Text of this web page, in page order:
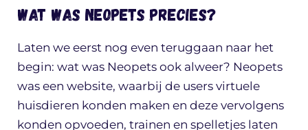
Wat was Neopets precies?
Laten we eerst nog even teruggaan naar het
begin: wat was Neopets ook alweer? Neopets
was een website, waarbij de users virtuele
huisdieren konden maken en deze vervolgens
konden opvoeden, trainen en spelletjes laten